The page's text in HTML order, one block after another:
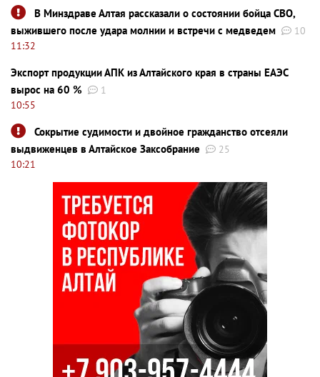
В Минздраве Алтая рассказали о состоянии бойца СВО,
выжившего после удара молнии и встречи с медведем
10
11:32
Экспорт продукции АПК из Алтайского края в страны ЕАЭС
вырос на 60 %
1
10:55
Сокрытие судимости и двойное гражданство отсеяли
выдвиженцев в Алтайское Заксобрание
25
10:21